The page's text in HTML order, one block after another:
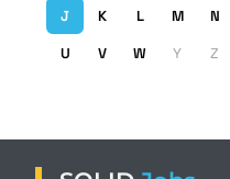
J
K L M N
U
V W Y Z